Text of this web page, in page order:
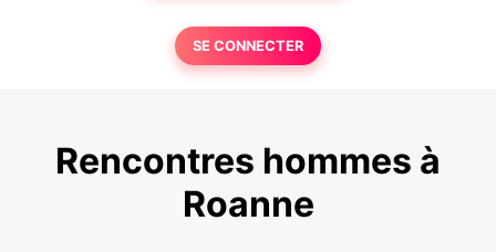
SE CONNECTER
Rencontres hommes à
Roanne